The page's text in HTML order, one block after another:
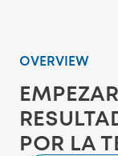
OVERVIEW
POR LA